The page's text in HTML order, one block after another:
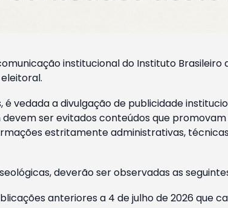
institucional do Instituto
vedada a divulgação de publicidade
ser evitados conteúdos que
estritamente administrativas,
deverão ser observadas as
anteriores a 4 de julho de 2026 que